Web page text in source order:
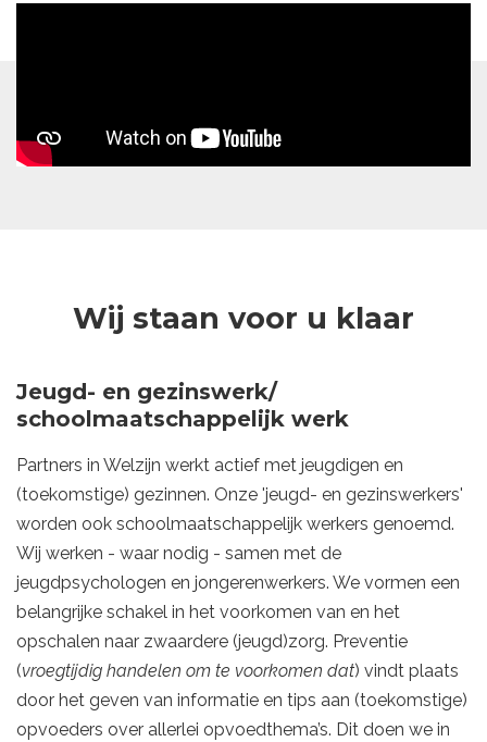
Wij staan voor u klaar
Jeugd- en gezinswerk/
schoolmaatschappelijk werk
Partners in Welzijn werkt actief met jeugdigen en
(toekomstige) gezinnen. Onze 'jeugd- en gezinswerkers'
worden ook schoolmaatschappelijk werkers genoemd.
Wij werken - waar nodig - samen met de
jeugdpsychologen en jongerenwerkers. We vormen een
belangrijke schakel in het voorkomen van en het
opschalen naar zwaardere (jeugd)zorg. Preventie
(vroegtijdig handelen om te voorkomen dat) vindt plaats
door het geven van informatie en tips aan (toekomstige)
opvoeders over allerlei opvoedthema’s. Dit doen we in